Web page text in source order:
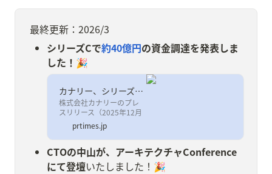
最終更新：2026/3
シリーズCで約40億円の資金調達を発表しま
した！🎉
カナリー、シリーズCで約40億円の資金調達を実施。”Vertical AI”への進化を加速
株式会社カナリーのプレ
スリリース（2025年12月
5日 10時00分）カナリ
ー、シリーズCで約40億円
の資金調達を実
施。”Vertical AI”への進化
を加速
prtimes.jp
CTOの中山が、アーキテクチャConference
にて登壇いたしました！🎉